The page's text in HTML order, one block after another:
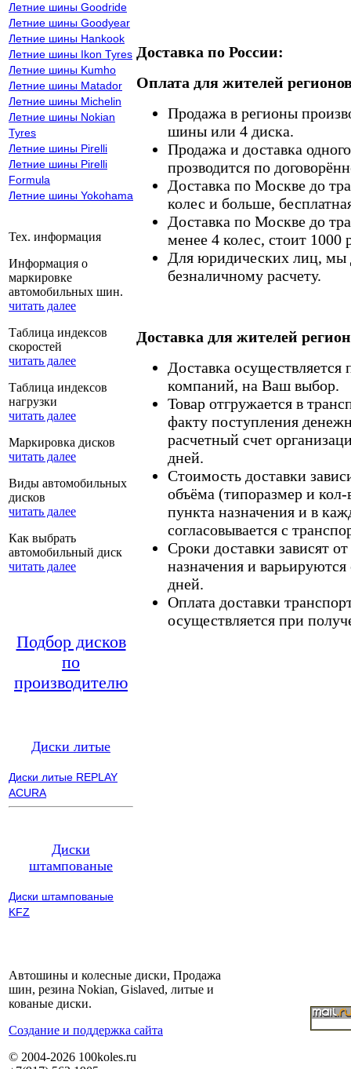
Летние шины Goodride
Летние шины Goodyear
Летние шины Hankook
Летние шины Ikon Tyres
Летние шины Kumho
Летние шины Matador
Летние шины Michelin
Летние шины Nokian
Tyres
Летние шины Pirelli
Летние шины Pirelli
Formula
Летние шины Yokohama
Тех. информация
Информация о
маркировке
автомобильных шин.
читать далее
Таблица индексов
скоростей
читать далее
Таблица индексов
нагрузки
читать далее
Маркировка дисков
читать далее
Виды автомобильных
дисков
читать далее
Как выбрать
автомобильный диск
читать далее
Подбор дисков
по
производителю
Диски литые
Диски литые REPLAY
ACURA
Диски
штампованые
Диски штампованые
KFZ
Доставка по России:
Оплата для жителей
Продажа в регионы
шины или 4 диска.
Продажа и доставка
прозводится по
Доставка по Москве до
колес и больше,
Доставка по Москве до
менее 4 колес, стоит 1000
Для юридических лиц, мы
безналичному расчету.
Доставка для жителей
Доставка
компаний, на Ваш выбор.
Товар отгружается в
факту поступления
расчетный счет
дней.
Стоимость доставки
объёма (типоразмер и кол-
пункта назначения и в
согласовывается с
Сроки доставки зависят
назначения и
дней.
Оплата доставки
осуществляется при
Автошины и колесные диски, Продажа
шин, резина Nokian, Gislaved, литые и
кованые диски.
Cоздание и поддержка сайта
© 2004-2026 100koles.ru